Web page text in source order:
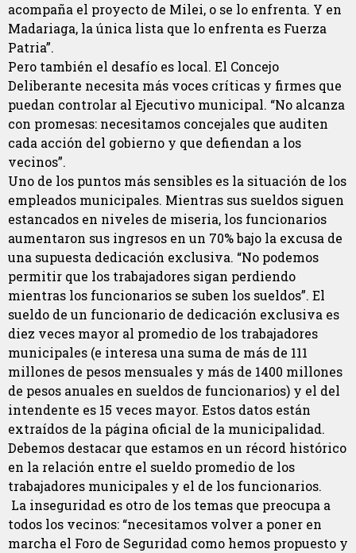
acompaña el proyecto de Milei, o se lo enfrenta. Y en
Madariaga, la única lista que lo enfrenta es Fuerza
Patria”.
Pero también el desafío es local. El Concejo
Deliberante necesita más voces críticas y firmes que
puedan controlar al Ejecutivo municipal. “No alcanza
con promesas: necesitamos concejales que auditen
cada acción del gobierno y que defiendan a los
vecinos”.
Uno de los puntos más sensibles es la situación de los
empleados municipales. Mientras sus sueldos siguen
estancados en niveles de miseria, los funcionarios
aumentaron sus ingresos en un 70% bajo la excusa de
una supuesta dedicación exclusiva. “No podemos
permitir que los trabajadores sigan perdiendo
mientras los funcionarios se suben los sueldos”. El
sueldo de un funcionario de dedicación exclusiva es
diez veces mayor al promedio de los trabajadores
municipales (e interesa una suma de más de 111
millones de pesos mensuales y más de 1400 millones
de pesos anuales en sueldos de funcionarios) y el del
intendente es 15 veces mayor. Estos datos están
extraídos de la página oficial de la municipalidad.
Debemos destacar que estamos en un récord histórico
en la relación entre el sueldo promedio de los
trabajadores municipales y el de los funcionarios.
La inseguridad es otro de los temas que preocupa a
todos los vecinos: “necesitamos volver a poner en
marcha el Foro de Seguridad como hemos propuesto y